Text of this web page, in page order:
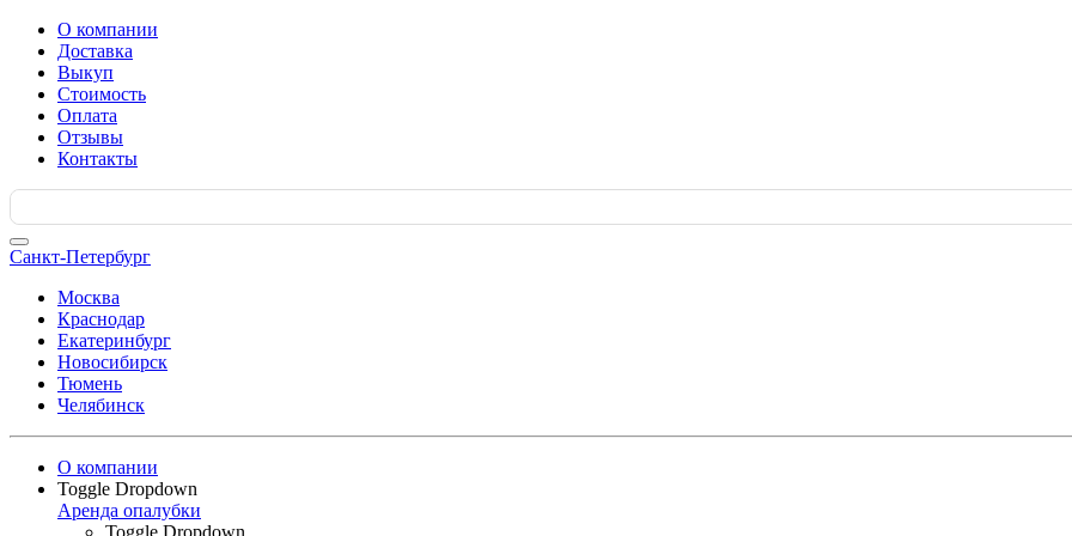
О компании
Доставка
Выкуп
Стоимость
Оплата
Отзывы
Контакты
Search
for:
Санкт-Петербург
Москва
Краснодар
Екатеринбург
Новосибирск
Тюмень
Челябинск
О компании
Toggle Dropdown
Аренда опалубки
Toggle Dropdown